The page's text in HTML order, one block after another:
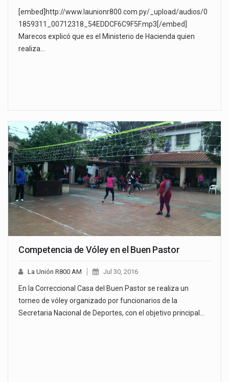
[embed]http://www.launionr800.com.py/_upload/audios/0
1859311_00712318_54EDDCF6C9F5F.mp3[/embed]
Marecos explicó que es el Ministerio de Hacienda quien
realiza…
Competencia de Vóley en el Buen Pastor
La Unión R800 AM Jul 30, 2016
En la Correccional Casa del Buen Pastor se realiza un
torneo de vóley organizado por funcionarios de la
Secretaria Nacional de Deportes, con el objetivo principal…